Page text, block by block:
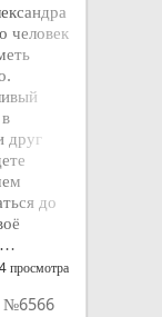
человек
друг
до
просмотра
№6566